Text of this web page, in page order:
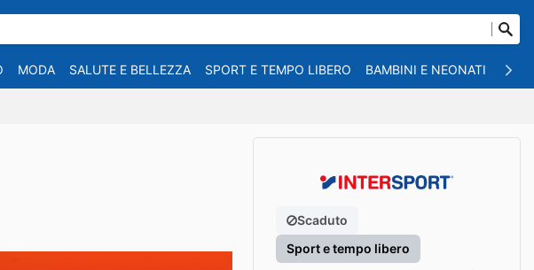
MODA SALUTE E BELLEZZA SPORT E TEMPO LIBERO BAMBINI E NEONATI
Scaduto
Sport e tempo libero